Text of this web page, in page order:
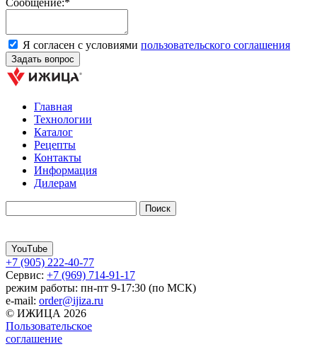
Сообщение:*
Я согласен с условиями пользовательского соглашения
Главная
Технологии
Каталог
Рецепты
Контакты
Информация
Дилерам
YouTube
+7 (905) 222-40-77
Сервис: +7 (969) 714-91-17
режим работы: пн-пт 9-17:30 (по МСК)
e-mail: order@ijiza.ru
© ИЖИЦА 2026
Пользовательское
соглашение